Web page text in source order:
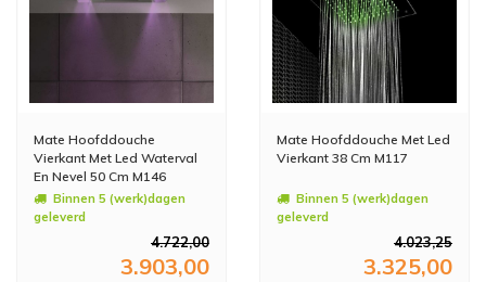
Mate Hoofddouche
Vierkant Met Led Waterval
En Nevel 50 Cm M146
Binnen 5 (werk)dagen
geleverd
4.722,00
3.903,00
Mate Hoofddouche Met Led
Vierkant 38 Cm M117
Binnen 5 (werk)dagen
geleverd
4.023,25
3.325,00